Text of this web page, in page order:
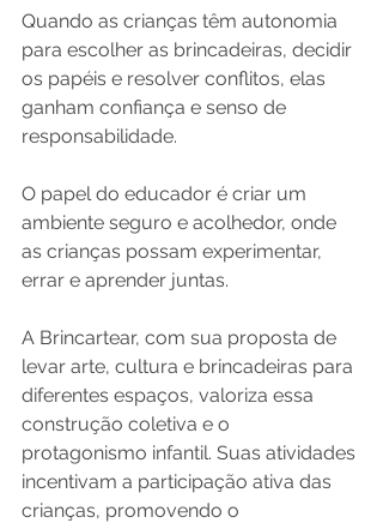
Quando as crianças têm autonomia
para escolher as brincadeiras, decidir
os papéis e resolver conflitos, elas
ganham confiança e senso de
responsabilidade.
O papel do educador é criar um
ambiente seguro e acolhedor, onde
as crianças possam experimentar,
errar e aprender juntas.
A Brincartear, com sua proposta de
levar arte, cultura e brincadeiras para
diferentes espaços, valoriza essa
construção coletiva e o
protagonismo infantil. Suas atividades
incentivam a participação ativa das
crianças, promovendo o